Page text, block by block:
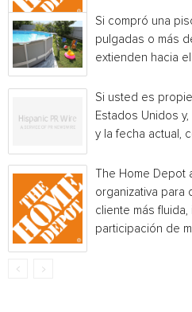
Si compró una
pulgadas o más
extienden hacia
Si usted es
Estados Unidos
y la fecha actual,
The Home
organizativa para
cliente más fluida,
participación de